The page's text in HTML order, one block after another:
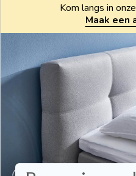
Kom langs in
Maak een